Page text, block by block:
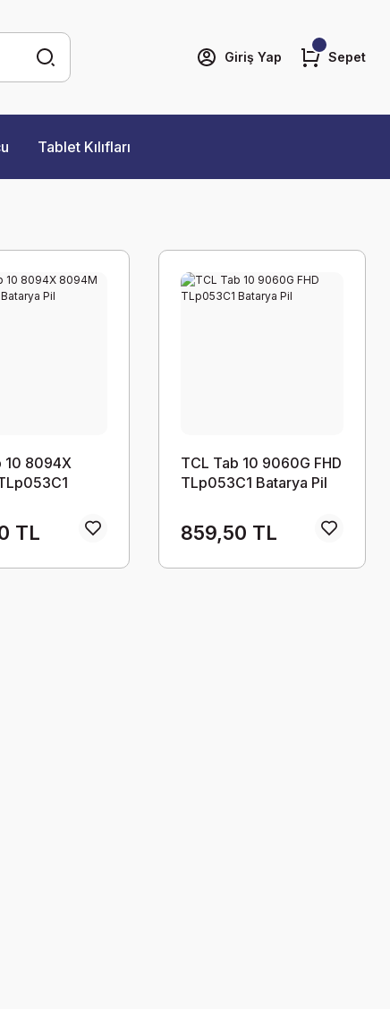
Giriş Yap Sepet
Tablet Kılıfları
10 8094X
TL
TCL Tab 10 9060G FHD
TLp053C1 Batarya Pil
859,50 TL